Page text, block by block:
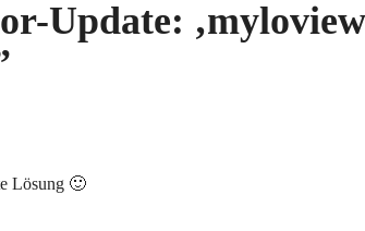
Update:
Lösung 🙂